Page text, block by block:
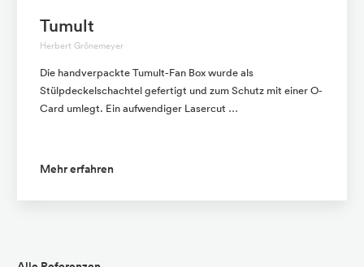
Tumult
Herbert Grönemeyer
Die handverpackte Tumult-Fan Box wurde als
Stülpdeckelschachtel gefertigt und zum Schutz mit einer O-
Card umlegt. Ein aufwendiger Lasercut …
Mehr erfahren